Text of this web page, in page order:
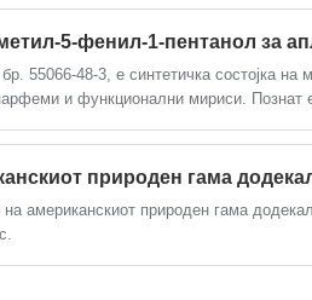
55066-48-3, е синтетичка состојка на
и функционални мириси. Познат
цветни композиции.
на американскиот природен гама